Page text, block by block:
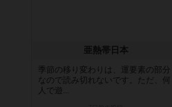
亜熱帯日本
季節の移り変わりは、運要素の部分
なので読み切れないです。ただ、何
人で遊...